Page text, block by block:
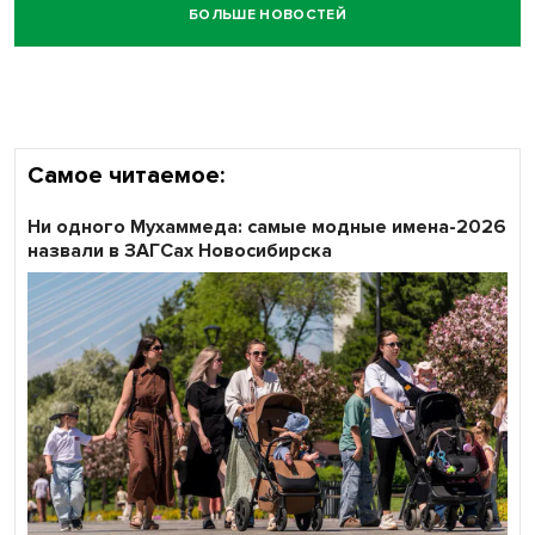
Кибертанки пошли в бой: «Ростелеком» объявляет
БОЛЬШЕ НОВОСТЕЙ
Самое читаемое:
Ни одного Мухаммеда: самые модные имена-2026
назвали в ЗАГСах Новосибирска